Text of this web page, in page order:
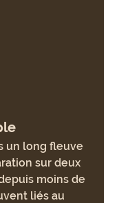
un long fleuve
sur deux
moins de
liés au